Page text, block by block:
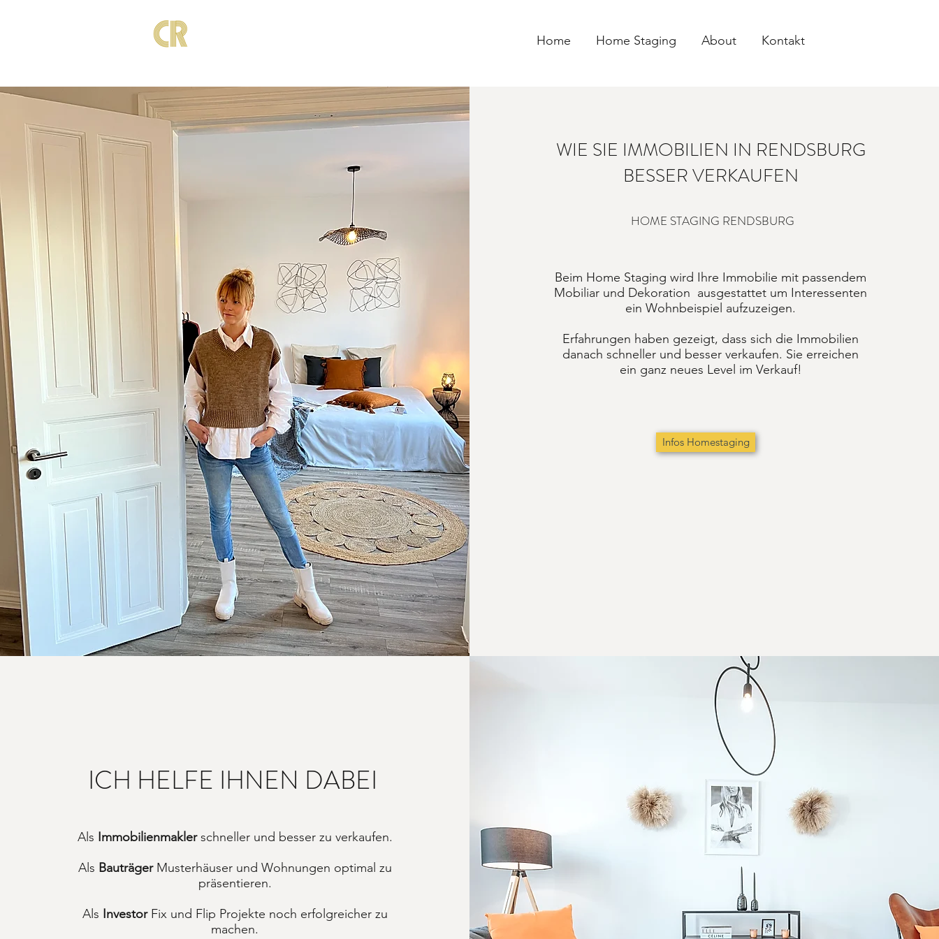
Home Home Staging About Kontakt
STADT BÜSUM
WIE SIE IMMOBILIEN IN RENDSBURG
BESSER VERKAUFEN
HOME STAGING RENDSBURG
Beim Home Staging wird Ihre Immobilie mit passendem
Mobiliar und Dekoration ausgestattet um Interessenten
ein Wohnbeispiel aufzuzeigen.
Erfahrungen haben gezeigt, dass sich die Immobilien
danach schneller und besser verkaufen. Sie erreichen
ein ganz neues Level im Verkauf!
Infos Homestaging
ICH HELFE IHNEN DABEI
Als Immobilienmaklerschneller und besser zu verkaufen.
Als BauträgerMusterhäuser und Wohnungen optimal zu
präsentieren.
Als InvestorFix und Flip Projekte noch erfolgreicher zu
machen.